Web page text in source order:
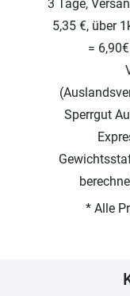
3 Tage,
5,35 €, über
=
Sperrgut
* Alle